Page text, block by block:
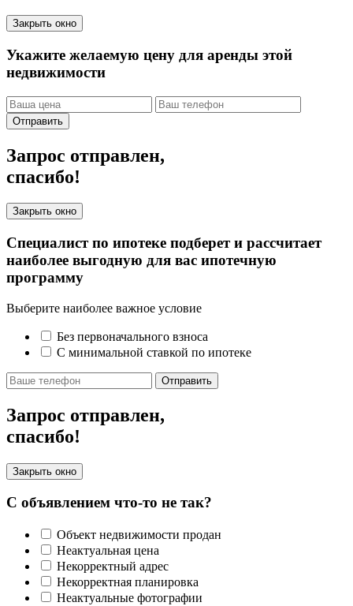
Закрыть окно
Укажите желаемую цену для аренды этой
недвижимости
Отправить
Запрос отправлен,
спасибо!
Закрыть окно
Специалист по ипотеке подберет и рассчитает
наиболее выгодную для вас ипотечную
программу
Выберите наиболее важное условие
Без первоначального взноса
С минимальной ставкой по ипотеке
Отправить
Запрос отправлен,
спасибо!
Закрыть окно
С объявлением что-то не так?
Объект недвижимости продан
Неактуальная цена
Некорректный адрес
Некорректная планировка
Неактуальные фотографии